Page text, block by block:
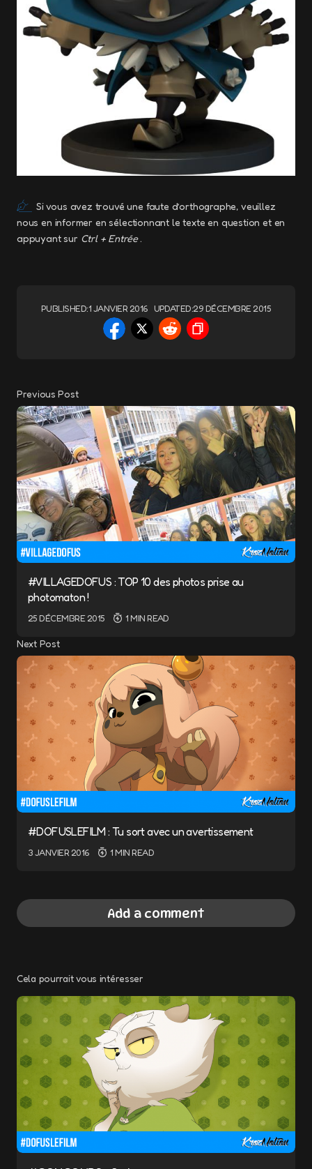
Si vous avez trouvé une faute d’orthographe, veuillez
nous en informer en sélectionnant le texte en question et en
appuyant sur Ctrl + Entrée.
PUBLISHED:1 JANVIER 2016 UPDATED:29 DÉCEMBRE 2015
Previous Post
#VILLAGEDOFUS : TOP 10 des photos prise au
photomaton !
25 DÉCEMBRE 2015 1 MIN READ
Next Post
#DOFUSLEFILM : Tu sort avec un avertissement
3 JANVIER 2016 1 MIN READ
Add a comment
Votre adresse e-mail ne sera pas publiée.
Les champs obligatoires sont indiqués avec
Message *
Cela pourrait vous intéresser